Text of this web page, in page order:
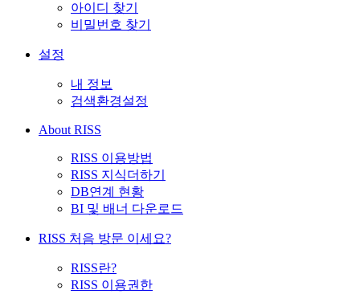
아이디 찾기
비밀번호 찾기
설정
내 정보
검색환경설정
About RISS
RISS 이용방법
RISS 지식더하기
DB연계 현황
BI 및 배너 다운로드
RISS 처음 방문 이세요?
RISS란?
RISS 이용권한